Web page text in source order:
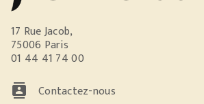
17 Rue Jacob,
75006 Paris
01 44 41 74 00
contacts Contactez-nous